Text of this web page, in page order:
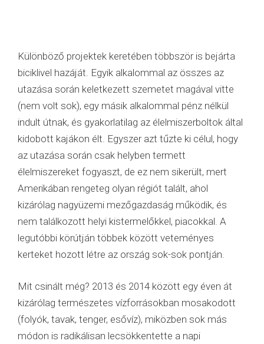
Különböző projektek keretében többször is bejárta
biciklivel hazáját. Egyik alkalommal az összes az
utazása során keletkezett szemetet magával vitte
(nem volt sok), egy másik alkalommal pénz nélkül
indult útnak, és gyakorlatilag az élelmiszerboltok által
kidobott kajákon élt. Egyszer azt tűzte ki célul, hogy
az utazása során csak helyben termett
élelmiszereket fogyaszt, de ez nem sikerült, mert
Amerikában rengeteg olyan régiót talált, ahol
kizárólag nagyüzemi mezőgazdaság működik, és
nem találkozott helyi kistermelőkkel, piacokkal. A
legutóbbi körútján többek között veteményes
kerteket hozott létre az ország sok-sok pontján.
Mit csinált még? 2013 és 2014 között egy éven át
kizárólag természetes vízforrásokban mosakodott
(folyók, tavak, tenger, esővíz), miközben sok más
módon is radikálisan lecsökkentette a napi